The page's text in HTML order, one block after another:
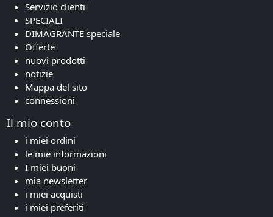
Servizio clienti
SPECIALI
DIMAGRANTE speciale
Offerte
nuovi prodotti
notizie
Mappa del sito
connessioni
Il mio conto
i miei ordini
le mie informazioni
I miei buoni
mia newsletter
i miei acquisti
i miei preferiti